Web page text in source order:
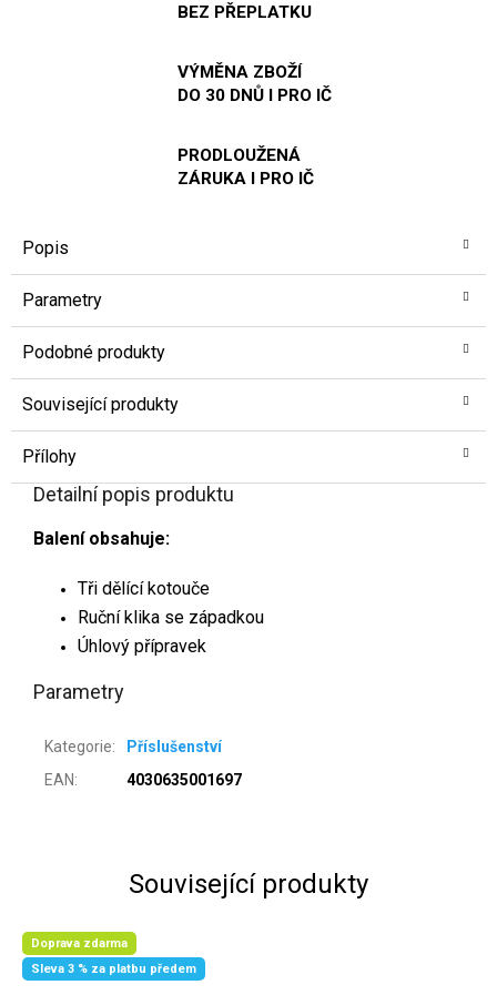
BEZ PŘEPLATKU
VÝMĚNA ZBOŽÍ
DO 30 DNŮ I PRO IČ
PRODLOUŽENÁ
ZÁRUKA I PRO IČ
Popis
Parametry
Podobné produkty
Související produkty
Přílohy
Detailní popis produktu
Balení obsahuje:
Tři dělící kotouče
Ruční klika se západkou
Úhlový přípravek
Parametry
Kategorie:
Příslušenství
EAN: 4030635001697
Související produkty
Doprava zdarma
Sleva 3 % za platbu předem